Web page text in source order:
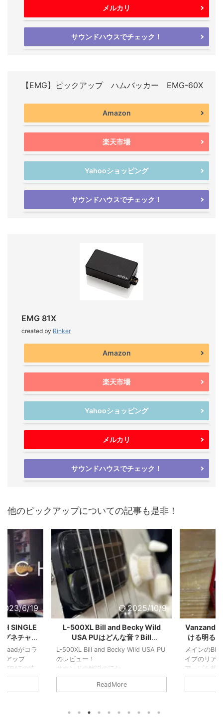
メルカリ
サウンドハウスでチェック！
【EMG】ピックアップ ハムバッカー EMG-60X
Amazon
楽天市場
Yahooショッピング
サウンドハウスでチェック！
EMG 81X
created by Rinker
Amazon
楽天市場
Yahooショッピング
メルカリ
サウンドハウスでチェック！
他のピックアップについての記事も是非！
6/19
SINGLE
ネチャー
ップが出
がコラ
アップ
の特
トで歪ませ
2025/10/9
L-500XL Bill and Becky Wild
USA PUはどんな音？Bill
Lawrenceとの違いは？
L-500XL Bill and Becky Wild USA PU
のレビュー！
サウンドの解説のほか、
Bill Lawrence、Dimebuckerとの違い
も解説します。ReadMore
Vanzandt
ける明る
りの
メインの
イプのリア
アップを載
明るくて暴